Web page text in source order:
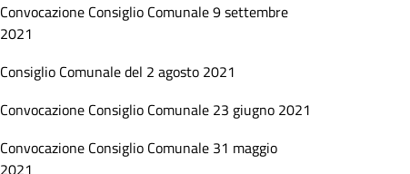
Convocazione Consiglio Comunale 9 settembre
2021
Consiglio Comunale del 2 agosto 2021
Convocazione Consiglio Comunale 23 giugno 2021
Convocazione Consiglio Comunale 31 maggio
2021